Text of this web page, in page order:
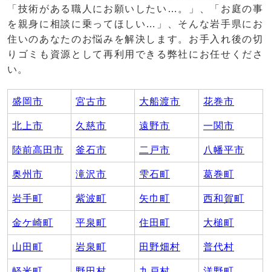
「技術がある職人にお願いしたい…。」、「お庭の事
を親身に相談に乗ってほしい…」、そんな岩手県にお
住いのあなたのお悩みを解決します。お手入れ後の切
りゴミも資源として再利用できる弊社にお任せくださ
い。
盛岡市 宮古市 大船渡市 花巻市
北上市 久慈市 遠野市 一関市
陸前高田市 釜石市 二戸市 八幡平市
奥州市 滝沢市 雫石町 葛巻町
岩手町 紫波町 矢巾町 西和賀町
金ケ崎町 平泉町 住田町 大槌町
山田町 岩泉町 田野畑村 普代村